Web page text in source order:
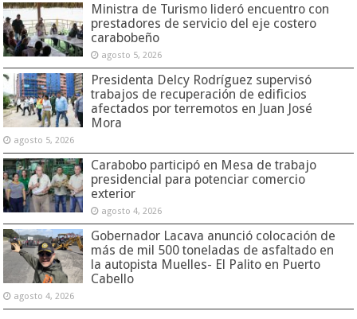
Ministra de Turismo lideró encuentro con
prestadores de servicio del eje costero
carabobeño
agosto 5, 2026
Presidenta Delcy Rodríguez supervisó
trabajos de recuperación de edificios
afectados por terremotos en Juan José
Mora
agosto 5, 2026
Carabobo participó en Mesa de trabajo
presidencial para potenciar comercio
exterior
agosto 4, 2026
Gobernador Lacava anunció colocación de
más de mil 500 toneladas de asfaltado en
la autopista Muelles- El Palito en Puerto
Cabello
agosto 4, 2026